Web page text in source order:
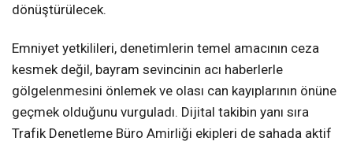
dönüştürülecek.
Emniyet yetkilileri, denetimlerin temel amacının ceza
kesmek değil, bayram sevincinin acı haberlerle
gölgelenmesini önlemek ve olası can kayıplarının önüne
geçmek olduğunu vurguladı. Dijital takibin yanı sıra
Trafik Denetleme Büro Amirliği ekipleri de sahada aktif